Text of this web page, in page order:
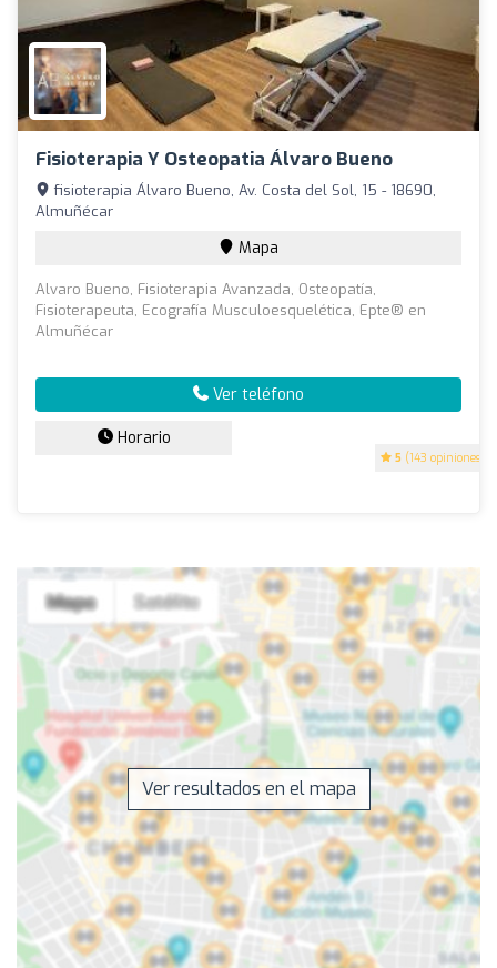
Fisioterapia Y Osteopatia Álvaro Bueno
5 (143 opiniones)
fisioterapia Álvaro Bueno, Av. Costa del Sol, 15 - 18690,
Almuñécar
Mapa
Alvaro Bueno, Fisioterapia Avanzada, Osteopatía,
Fisioterapeuta, Ecografía Musculoesquelética, Epte® en
Almuñécar
Ver teléfono
Horario
Ver resultados en el mapa